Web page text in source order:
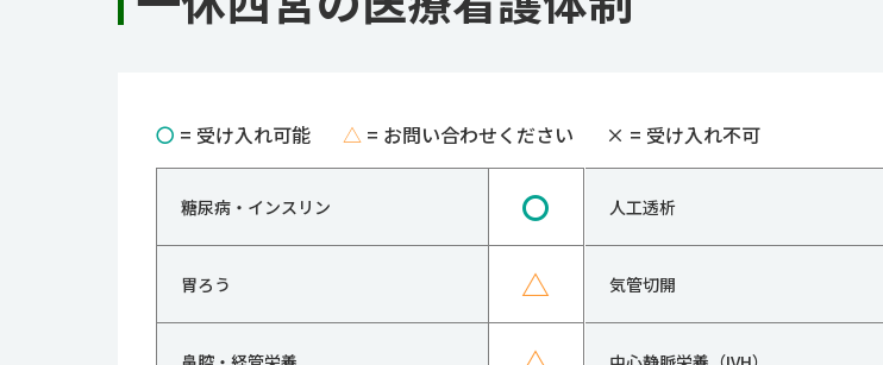
〇 = 受け入れ可能 △= お問い合わせください × = 受け入れ不可
糖尿病・インスリン 〇
胃ろう △
人工透析
気管切開